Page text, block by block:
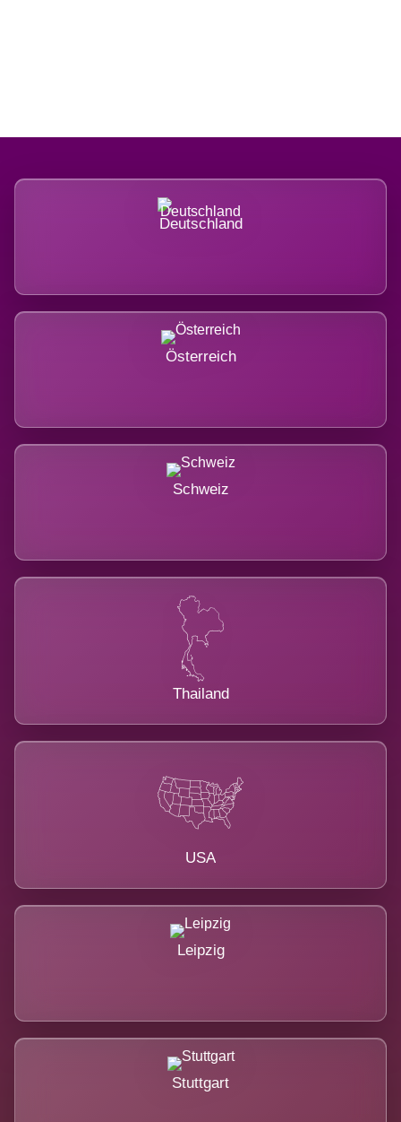
Deutschland
Österreich
Schweiz
Thailand
USA
Leipzig
Stuttgart